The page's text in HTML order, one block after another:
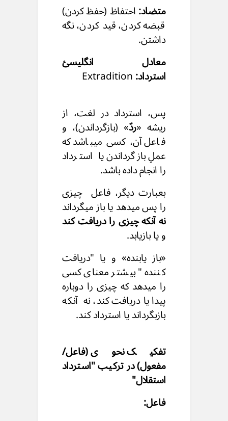
متضاد:احتفاظ (حفظ کردن)
قبضه کردن، قید کردن، نگه
داشتن.
معادل انگلیسئ
استرداد:Extradition
پس، استرداد در لغت، از
ریشه «ردّ» (بازگرداندن)، و
فاعل آن، کسی میباشد که
عملِ بازگرداندن یا استرداد
را انجام داده باشد.
بعبارت دیگر، فاعل چیزی
را پس میدهد یا باز میگرداند
نه آنکه چیزی را دریافت کند
و یا بازیابد.
«باز یابنده» و یا "دریافت
کننده " بیشتر معنای کسی
را میدهد که چیزی را دوباره
پیدا یا دریافت کند، نه آنکه
بازبگرداند یا استرداد کند.
تفکیک نحوی (فاعل/
مفعول) در ترکیب "استرداد
استقلال"
فاعل: